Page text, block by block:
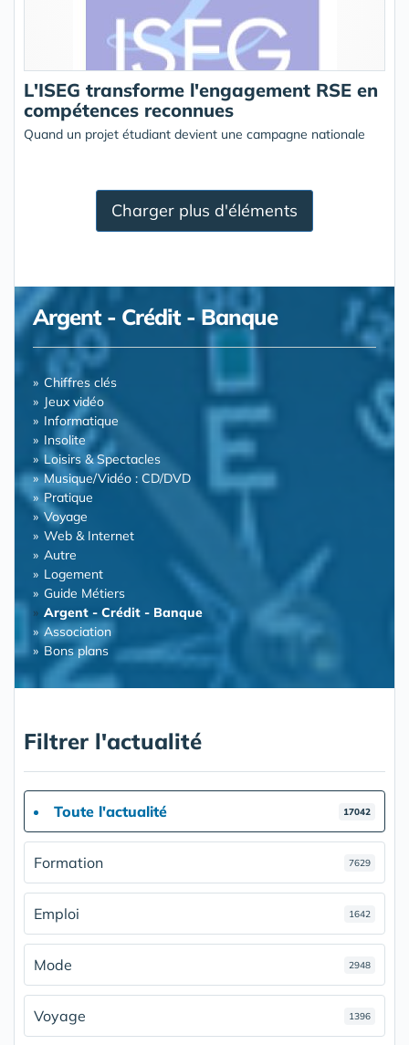
L'ISEG transforme l'engagement RSE en
compétences reconnues
Quand un projet étudiant devient une campagne nationale
Charger plus d'éléments
Argent - Crédit - Banque
Chiffres clés
Jeux vidéo
Informatique
Insolite
Loisirs & Spectacles
Musique/Vidéo : CD/DVD
Pratique
Voyage
Web & Internet
Autre
Logement
Guide Métiers
Argent - Crédit - Banque
Association
Bons plans
Filtrer l'actualité
Toute l'actualité 17042
Formation 7629
Emploi 1642
Mode 2948
Voyage 1396